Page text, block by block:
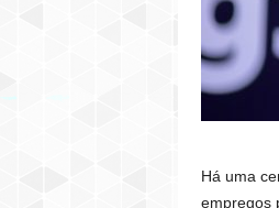
Há uma
empregos